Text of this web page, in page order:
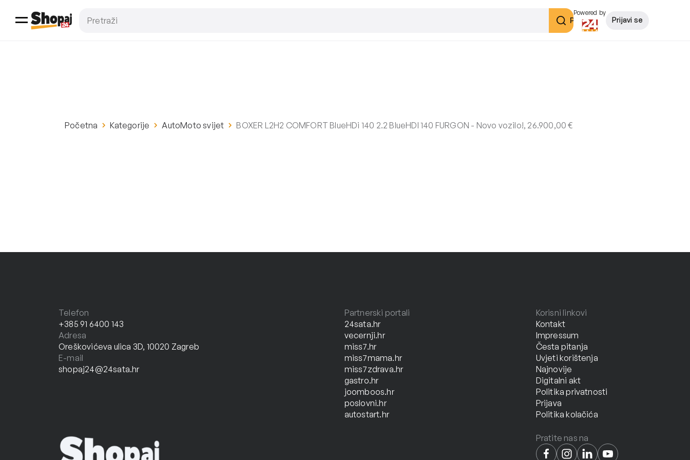
Pretraži
Powered by
Prijavi se
Početna Kategorije AutoMoto svijet BOXER L2H2 COMFORT BlueHDi 140 2.2 BlueHDI 140 FURGON - Novo vozilo!, 26.900,00 €
Telefon
+385 91 6400 143
Adresa
Oreškovićeva ulica 3D, 10020 Zagreb
E-mail
shopaj24@24sata.hr
Partnerski portali
24sata.hr
vecernji.hr
miss7.hr
miss7mama.hr
miss7zdrava.hr
gastro.hr
joomboos.hr
poslovni.hr
autostart.hr
Korisni linkovi
Kontakt
Impressum
Česta pitanja
Uvjeti korištenja
Najnovije
Digitalni akt
Politika privatnosti
Prijava
Politika kolačića
Pratite nas na